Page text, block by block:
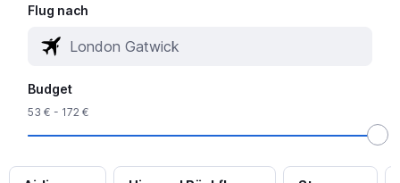
Flug nach
Budget
53 € - 172 €